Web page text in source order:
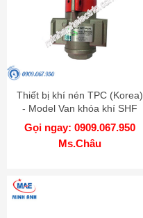
Thiết bị khí nén TPC (Korea)
- Model Van khóa khí SHF
06-06
Gọi ngay: 0909.067.950
Ms.Châu